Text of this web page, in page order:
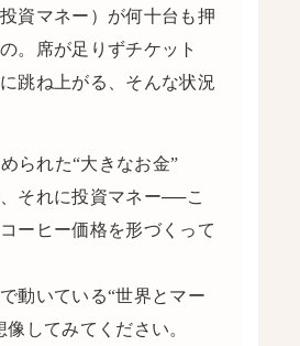
資マネー）が何十台も押
。席が足りずチケット
跳ね上がる、そんな状況
られた“大きなお金”
それに投資マネー──こ
ーヒー価格を形づくって
動いている“世界とマー
してみてください。